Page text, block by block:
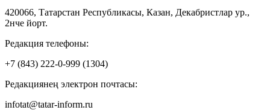
420066, Татарстан Республикасы, Казан, Декабристлар ур.,
2нче йорт.
Редакция телефоны:
+7 (843) 222-0-999 (1304)
Редакциянең электрон почтасы:
infotat@tatar-inform.ru